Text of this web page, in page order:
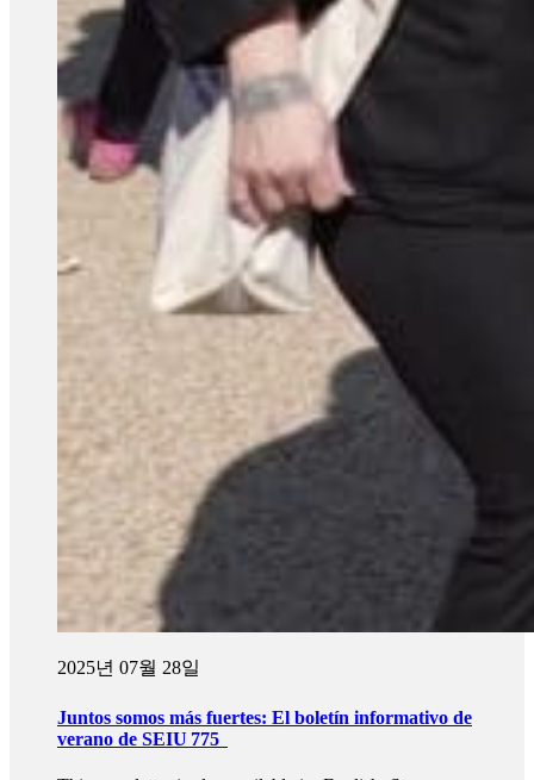
2025년 07월 28일
Juntos somos más fuertes: El boletín informativo de
verano de SEIU 775